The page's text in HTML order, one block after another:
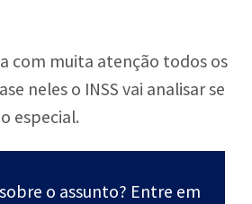
com muita atenção todos os
neles o INSS vai analisar se
especial.
o assunto? Entre em